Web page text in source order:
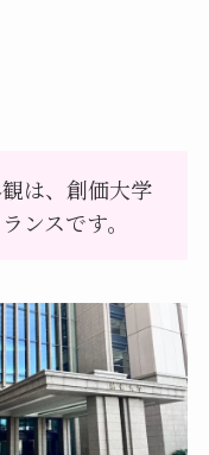
は、創価大学
ンスです。